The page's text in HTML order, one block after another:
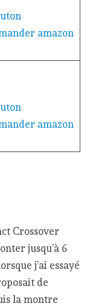
Crossover
jusqu’à 6
j’ai essayé
de
la montre